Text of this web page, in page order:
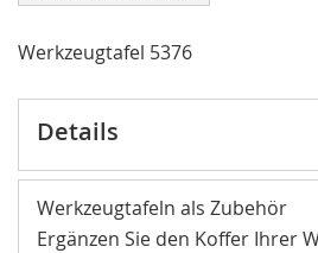
Werkzeugtafel 5376
Details
Werkzeugtafeln als Zubehör
Ergänzen Sie den Koffer Ihrer